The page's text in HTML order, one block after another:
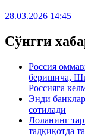
28.03.2026 14:45
Сўнгги
Россия
беришича,
Россияга
Энди
сотилади
Лоланинг
тадқиқотда